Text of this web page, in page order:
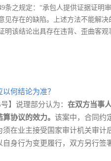
条之规定：“承包人提供证据证
存在的缺陷。上述方法不能解
该结论出具存在违背、歪曲客
何结论为准？
】说理部分认为： 在双方当事
协议的效力。 该案中，合同约
在业主接受国家审计机关审
身行为变更履行，双方另行签